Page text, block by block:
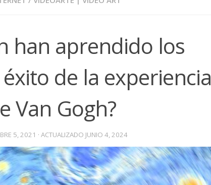
han aprendido los
de la experiencia
Van Gogh?
5, 2021 · ACTUALIZADO JUNIO 4, 2024